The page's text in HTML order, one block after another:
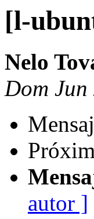
[l-
Nelo
Dom
autor ]